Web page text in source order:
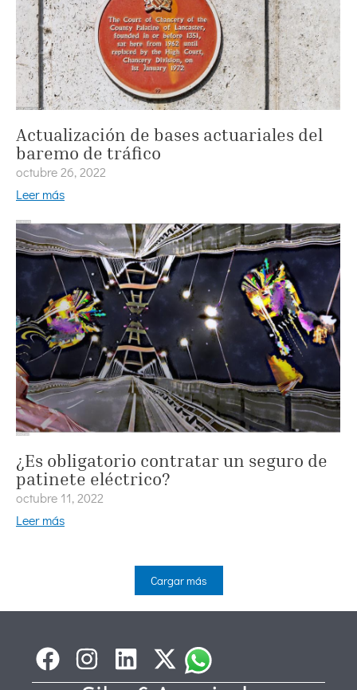
Actualización de bases actuariales del
baremo de tráfico
octubre 26, 2022
Leer más
¿Es obligatorio contratar un seguro de
patinete eléctrico?
octubre 11, 2022
Leer más
Cargar más